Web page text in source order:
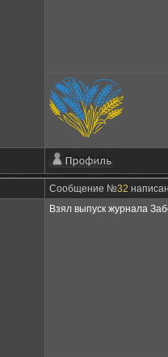
Сообщение №32
Взял выпуск журнала